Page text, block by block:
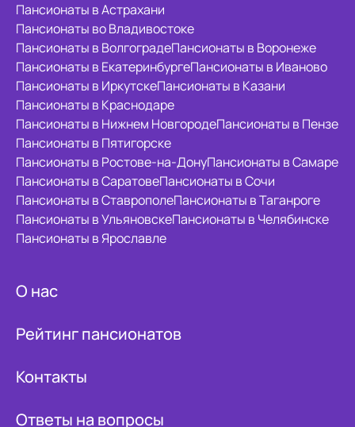
Пансионаты в Астрахани
Пансионаты во Владивостоке
Пансионаты в ВолгоградеПансионаты в Воронеже
Пансионаты в ЕкатеринбургеПансионаты в Иваново
Пансионаты в ИркутскеПансионаты в Казани
Пансионаты в Краснодаре
Пансионаты в Нижнем НовгородеПансионаты в Пензе
Пансионаты в Пятигорске
Пансионаты в Ростове-на-ДонуПансионаты в Самаре
Пансионаты в СаратовеПансионаты в Сочи
Пансионаты в СтаврополеПансионаты в Таганроге
Пансионаты в УльяновскеПансионаты в Челябинске
Пансионаты в Ярославле
О нас
Рейтинг пансионатов
Контакты
Ответы на вопросы